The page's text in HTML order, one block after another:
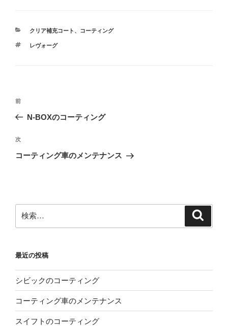
カ
ゴ
クリア補充コート 、 コーティング
タ
レヴォーグ
投
ビ
ゲ
ン
前
の
稿
前
N-BOXのコーティング
次
の
次
コーティング車のメンテナンス
索:
最近の投稿
シビックのコーティング
コーティング車のメンテナンス
スイフトのコーティング